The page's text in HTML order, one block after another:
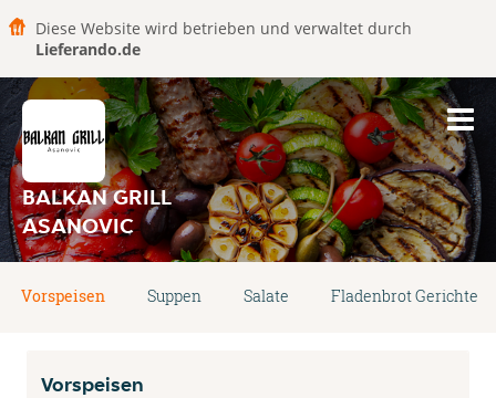
Diese Website wird betrieben und verwaltet durch
Lieferando.de
BALKAN GRILL
ASANOVIC
Vorspeisen Suppen Salate Fladenbrot Gerichte
Vorspeisen